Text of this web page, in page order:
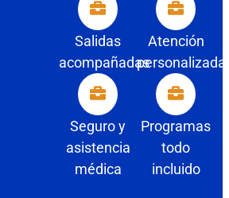
Salidas
acompañadas
Atención
personalizada
Seguro y
asistencia
médica
Programas
todo
incluido